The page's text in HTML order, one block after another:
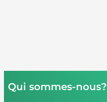
Qui sommes-nous?